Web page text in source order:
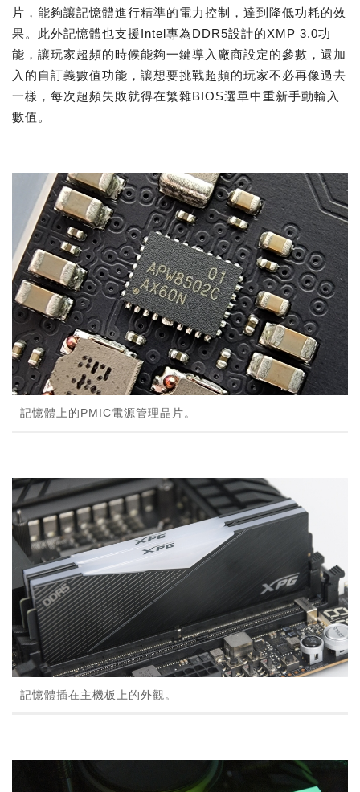
片，能夠讓記憶體進行精準的電力控制，達到降低功耗的效
果。此外記憶體也支援Intel專為DDR5設計的XMP 3.0功
能，讓玩家超頻的時候能夠一鍵導入廠商設定的參數，還加
入的自訂義數值功能，讓想要挑戰超頻的玩家不必再像過去
一樣，每次超頻失敗就得在繁雜BIOS選單中重新手動輸入
數值。
記憶體上的PMIC電源管理晶片。
記憶體插在主機板上的外觀。